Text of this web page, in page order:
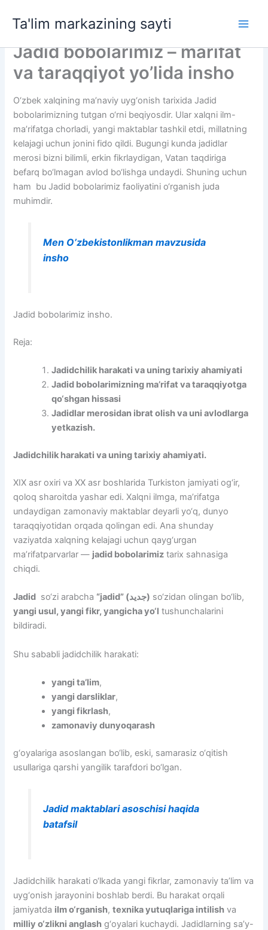
Ta'lim markazining sayti
Jadid bobolarimiz – marifat
va taraqqiyot yo’lida insho
O‘zbek xalqining ma’naviy uyg‘onish tarixida Jadid
bobolarimizning tutgan o‘rni beqiyosdir. Ular xalqni ilm-
ma’rifatga chorladi, yangi maktablar tashkil etdi, millatning
kelajagi uchun jonini fido qildi. Bugungi kunda jadidlar
merosi bizni bilimli, erkin fikrlaydigan, Vatan taqdiriga
befarq bo‘lmagan avlod bo‘lishga undaydi. Shuning uchun
ham bu Jadid bobolarimiz faoliyatini o‘rganish juda
muhimdir.
Men O’zbekistonlikman mavzusida
insho
Jadid bobolarimiz insho.
Reja:
Jadidchilik harakati va uning tarixiy ahamiyati
Jadid bobolarimizning ma’rifat va taraqqiyotga
qo‘shgan hissasi
Jadidlar merosidan ibrat olish va uni avlodlarga
yetkazish.
Jadidchilik harakati va uning tarixiy ahamiyati.
XIX asr oxiri va XX asr boshlarida Turkiston jamiyati og‘ir,
qoloq sharoitda yashar edi. Xalqni ilmga, ma’rifatga
undaydigan zamonaviy maktablar deyarli yo‘q, dunyo
taraqqiyotidan orqada qolingan edi. Ana shunday
vaziyatda xalqning kelajagi uchun qayg‘urgan
ma’rifatparvarlar — jadid bobolarimiz tarix sahnasiga
chiqdi.
Jadid so‘zi arabcha “jadid” (جديد) so‘zidan olingan bo‘lib,
yangi usul, yangi fikr, yangicha yo‘l tushunchalarini
bildiradi.
Shu sababli jadidchilik harakati:
yangi ta’lim,
yangi darsliklar,
yangi fikrlash,
zamonaviy dunyoqarash
g‘oyalariga asoslangan bo‘lib, eski, samarasiz o‘qitish
usullariga qarshi yangilik tarafdori bo‘lgan.
Jadid maktablari asoschisi haqida
batafsil
Jadidchilik harakati o‘lkada yangi fikrlar, zamonaviy ta’lim va
uyg‘onish jarayonini boshlab berdi. Bu harakat orqali
jamiyatda ilm o‘rganish,texnika yutuqlariga intilish va
milliy o‘zlikni anglash g‘oyalari kuchaydi. Jadidlarning sa’y-